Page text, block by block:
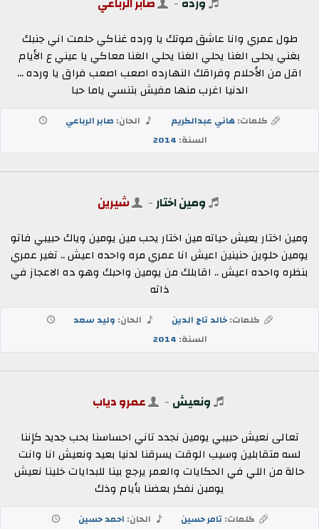
طول عمري وانا عاشق صوتك يا ورده غناكي حلمت اني جنبك
بغني يحلى الغنا يحلي الغنا يحلي الغنا معاكي يا عيني ع الأيام
اقل من الأحلام وفراقك النهارده اصعب اصعب فراق يا ورده ...
الدنيا اغرب منها مفيش بتنسي ياما حبا
كلمات:هاني عبدالكريم الحان: صابر الرباعي
السنة: 2014
ومين اختار- شيرين
ومين اختار يعيش حياته مين اختار يحب مين يومين وياك حبيبي فاتو
يومين حلوين حنينين اعيش انا عمري مره واحده اعيش .. تغير عمري
بنظره واحده اعيش .. اقابلك من يومين واحبك وهو ده الاعجاز في
ذاته
كلمات:خالد تاج الدين الحان: وليد سعد
السنة: 2014
ونعيش - عمرو دياب
تعالى نعيش حبيبي يومين نجدد تاني احساسنا بحب جديد كإننا
لسه متقابلين وسيب الوقت يسرقنا لدنيا بعيد ونعيش انا وانت
حالة من اللي في الحكايات والعمر يرجع بينا للبدايات خلينا نعيش
يومبن نفكر بعضنا بأيام وذك
كلمات:تامر حسين الحان: احمد حسين